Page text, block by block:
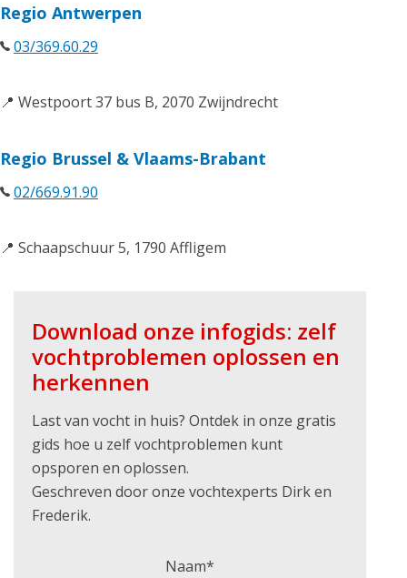
Regio Antwerpen
03/369.60.29
📍 Westpoort 37 bus B, 2070 Zwijndrecht
Regio Brussel & Vlaams-Brabant
02/669.91.90
📍 Schaapschuur 5, 1790 Affligem
Download onze infogids: zelf
vochtproblemen oplossen en
herkennen
Last van vocht in huis? Ontdek in onze gratis
gids hoe u zelf vochtproblemen kunt
opsporen en oplossen.
Geschreven door onze vochtexperts Dirk en
Frederik.
Naam*